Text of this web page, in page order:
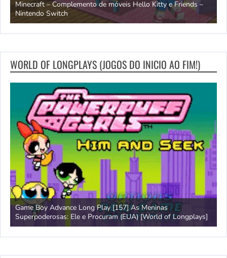
Minecraft – Complemento de móveis Hello Kitty e Friends –
Nintendo Switch
WORLD OF LONGPLAYS (JOGOS DO INICIO AO FIM!)
Game Boy Advance Long Play [157] As Meninas
Superpoderosas: Ele e Procuram (EUA) [World of Longplays]